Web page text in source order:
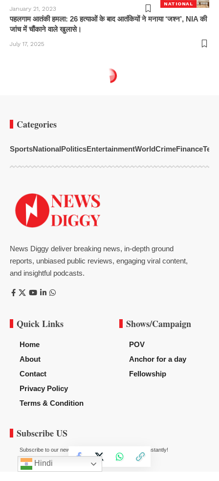
NATIONAL
January 21, 2023
पहलगाम आतंकी हमला: 26 हत्याओं के बाद आतंकियों ने मनाया ‘जश्न’, NIA की
जांच में चौंकाने वाले खुलासे।
July 17, 2025
Categories
SportsNationalPoliticsEntertainmentWorldCrimeFinance
News Diggy deliver breaking news, in-depth ground
reports, unbiased public reviews, engaging viral content,
and insightful podcasts.
Quick Links
Home
About
Contact
Privacy Policy
Terms & Condition
Shows/Campaign
POV
Anchor for a day
Fellowship
Subscribe US
Subscribe to our newsletter to get our newest articles instantly!
Hindi